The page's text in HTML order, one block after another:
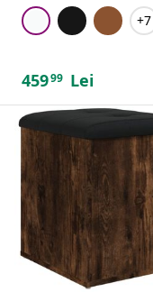
+7
45999 Lei